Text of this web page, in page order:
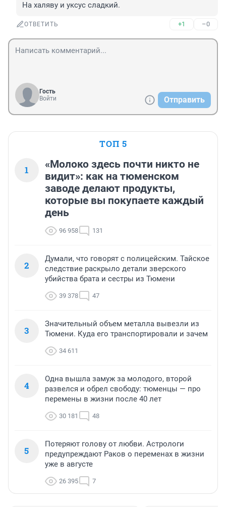
На халяву и уксус сладкий.
ОТВЕТИТЬ +1 –0
Гость
Войти
Отправить
ТОП 5
1
«Молоко здесь почти никто не
видит»: как на тюменском
заводе делают продукты,
которые вы покупаете каждый
день
96 958 131
2
Думали, что говорят с полицейским. Тайское
следствие раскрыло детали зверского
убийства брата и сестры из Тюмени
39 378 47
3
Значительный объем металла вывезли из
Тюмени. Куда его транспортировали и зачем
34 611
4
Одна вышла замуж за молодого, второй
развелся и обрел свободу: тюменцы — про
перемены в жизни после 40 лет
30 181 48
5
Потеряют голову от любви. Астрологи
предупреждают Раков о переменах в жизни
уже в августе
26 395 7